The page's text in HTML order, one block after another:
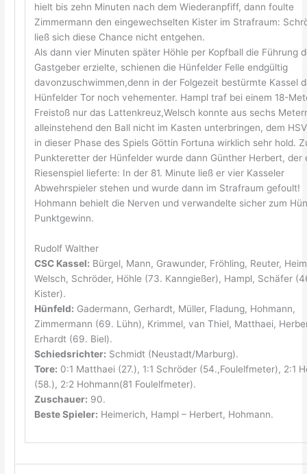
hielt bis zehn Minuten nach dem Wiederanpfiff, dann foulte
Zimmermann den eingewechselten Kister im Strafraum:
ließ sich diese Chance nicht entgehen.
Als dann vier Minuten später Höhle per Kopfball die Führung
Gastgeber erzielte, schienen die Hünfelder Felle endgültig
davonzuschwimmen,denn in der Folgezeit bestürmte Kassel
Hünfelder Tor noch vehementer. Hampl traf bei einem 18-
Freistoß nur das Lattenkreuz,Welsch konnte aus sechs
alleinstehend den Ball nicht im Kasten unterbringen, dem
in dieser Phase des Spiels Göttin Fortuna wirklich sehr hold.
Punkteretter der Hünfelder wurde dann Günther Herbert, der
Riesenspiel lieferte: In der 81. Minute ließ er vier Kasseler
Abwehrspieler stehen und wurde dann im Strafraum gefoult!
Hohmann behielt die Nerven und verwandelte sicher zum
Punktgewinn.
Rudolf Walther
CSC Kassel: Bürgel, Mann, Grawunder, Fröhling, Reuter,
Welsch, Schröder, Höhle (73. Kanngießer), Hampl, Schäfer
Kister).
Hünfeld: Gadermann, Gerhardt, Müller, Fladung, Hohmann,
Zimmermann (69. Lühn), Krimmel, van Thiel, Matthaei,
Erhardt (69. Biel).
Schiedsrichter: Schmidt (Neustadt/Marburg).
Tore: 0:1 Matthaei (27.), 1:1 Schröder (54.,Foulelfmeter), 2:1
(58.), 2:2 Hohmann(81 Foulelfmeter).
Zuschauer: 90.
Beste Spieler: Heimerich, Hampl – Herbert, Hohmann.